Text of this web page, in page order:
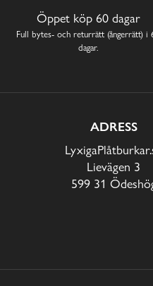
Öppet köp 60 dagar
Full bytes- och returrätt (ångerrätt) i
dagar.
ADRESS
Lievägen 3
599 31